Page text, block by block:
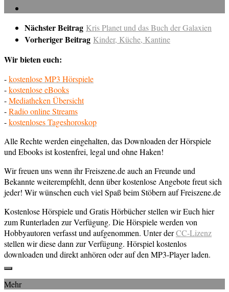
Nächster Beitrag Kris Planet und das Buch der Galaxien
Vorheriger Beitrag Kinder, Küche, Kantine
Wir bieten euch:
-kostenlose MP3 Hörspiele
-kostenlose eBooks
-Mediatheken Übersicht
-Radio online Streams
-kostenloses Tageshoroskop
Alle Rechte werden eingehalten, das Downloaden der Hörspiele
und Ebooks ist kostenfrei, legal und ohne Haken!
Wir freuen uns wenn ihr Freiszene.de auch an Freunde und
Bekannte weiterempfehlt, denn über kostenlose Angebote freut sich
jeder! Wir wünschen euch viel Spaß beim Stöbern auf Freiszene.de
Kostenlose Hörspiele und Gratis Hörbücher stellen wir Euch hier
zum Runterladen zur Verfügung. Die Hörspiele werden von
Hobbyautoren verfasst und aufgenommen. Unter derCC-Lizenz
stellen wir diese dann zur Verfügung. Hörspiel kostenlos
downloaden und direkt anhören oder auf den MP3-Player laden.
Mehr